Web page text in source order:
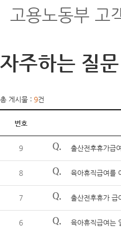
고용노동부 고
자주하는 질문
총 게시물 : 9건
번호
9 Q. 출산전후휴가급
8 Q. 육아휴직급여를
7 Q. 출산전후휴가 급
6 Q. 육아휴직급여는